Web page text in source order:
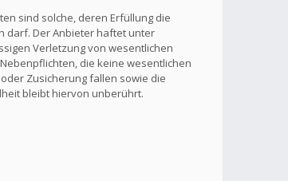
sind solche, deren Erfüllung die
darf. Der Anbieter haftet unter
Verletzung von wesentlichen
die keine wesentlichen
Zusicherung fallen sowie die
bleibt hiervon unberührt.